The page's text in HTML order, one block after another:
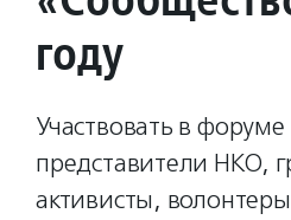
году
Участвовать в форуме
представители НКО,
активисты,